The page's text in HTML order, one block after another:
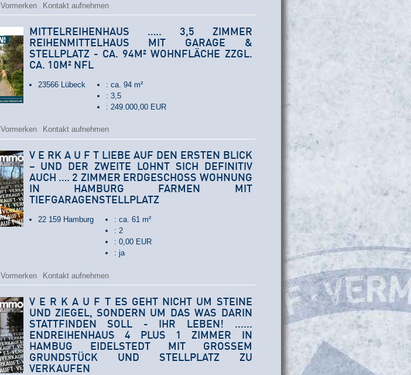
Vormerken Kontakt aufnehmen
MITTELREIHENHAUS ….. 3,5 ZIMMER
REIHENMITTELHAUS MIT GARAGE &
STELLPLATZ - CA. 94M² WOHNFLÄCHE ZZGL.
CA. 10M² NFL
23566 Lübeck
: ca. 94 m²
: 3,5
: 249.000,00 EUR
Vormerken Kontakt aufnehmen
V E RK A U F T LIEBE AUF DEN ERSTEN BLICK
– UND DER ZWEITE LOHNT SICH DEFINITIV
AUCH …. 2 ZIMMER ERDGESCHOSS WOHNUNG
IN HAMBURG FARMEN MIT
TIEFGARAGENSTELLPLATZ
22 159 Hamburg
: ca. 61 m²
: 2
: 0,00 EUR
: ja
Vormerken Kontakt aufnehmen
V E R K A U F T ES GEHT NICHT UM STEINE
UND ZIEGEL, SONDERN UM DAS WAS DARIN
STATTFINDEN SOLL - IHR LEBEN! ......
ENDREIHENHAUS 4 PLUS 1 ZIMMER IN
HAMBUG EIDELSTEDT MIT GROSSEM G
RUNDSTÜCK UND STELLPLATZ ZU V
ERKAUFEN